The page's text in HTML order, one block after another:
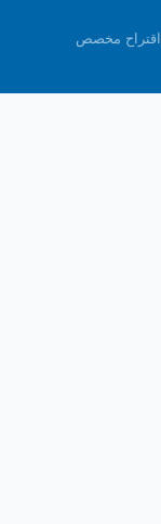
اقتراح مخصص